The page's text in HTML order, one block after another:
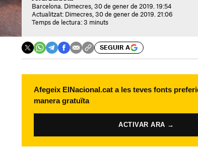
Barcelona. Dimecres, 30 de gener de 2019. 19:54
Actualitzat: Dimecres, 30 de gener de 2019. 21:06
Temps de lectura: 3 minuts
SEGUIR A
Afegeix ElNacional.cat a les teves fonts
manera gratuïta
ACTIVAR ARA →